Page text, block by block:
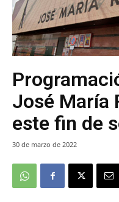
José María
este fin de
30 de marzo de 2022